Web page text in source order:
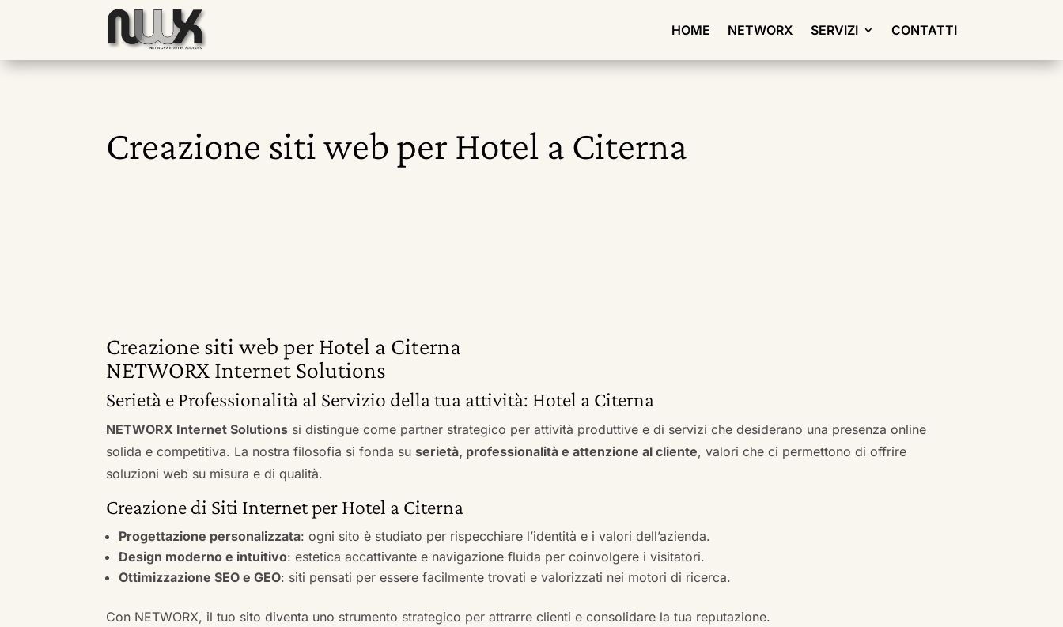
HOME NETWORX SERVIZI CONTATTI
Creazione siti web per Hotel a Citerna
Creazione siti web per Hotel a Citerna
NETWORX Internet Solutions
Serietà e Professionalità al Servizio della tua attività: Hotel a Citerna
NETWORX Internet Solutions si distingue come partner strategico per attività produttive e di servizi che desiderano una presenza online
solida e competitiva. La nostra filosofia si fonda suserietà, professionalità e attenzione al cliente, valori che ci permettono di offrire
soluzioni web su misura e di qualità.
Creazione di Siti Internet per Hotel a Citerna
Progettazione personalizzata: ogni sito è studiato per rispecchiare l’identità e i valori dell’azienda.
Design moderno e intuitivo: estetica accattivante e navigazione fluida per coinvolgere i visitatori.
Ottimizzazione SEO e GEO: siti pensati per essere facilmente trovati e valorizzati nei motori di ricerca.
Con NETWORX, il tuo sito diventa uno strumento strategico per attrarre clienti e consolidare la tua reputazione.